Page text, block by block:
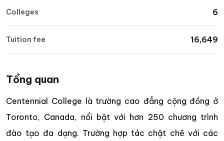
Colleges 6
Tuition fee 16,649
Tổng quan
Centennial College là trường cao đẳng cộng đồng ở
Toronto, Canada, nổi bật với hơn 250 chương trình
đào tạo đa dạng. Trường hợp tác chặt chẽ với các